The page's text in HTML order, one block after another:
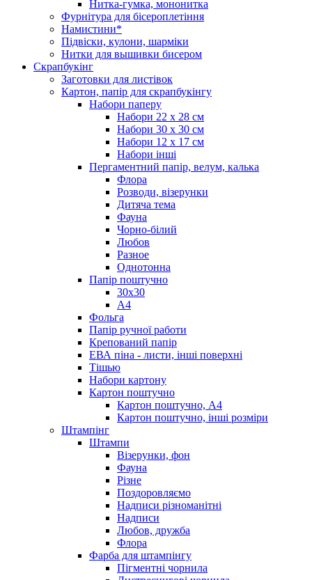
Нитка-гумка, мононитка
Фурнітура для бісероплетіння
Намистини*
Підвіски, кулони, шарміки
Нитки для вышивки бисером
Скрапбукінг
Заготовки для листівок
Картон, папір для скрапбукінгу
Набори паперу
Набори 22 х 28 см
Набори 30 х 30 см
Набори 12 х 17 см
Набори інші
Пергаментний папір, велум, калька
Флора
Розводи, візерунки
Дитяча тема
Фауна
Чорно-білий
Любов
Разное
Однотонна
Папір поштучно
30х30
А4
Фольга
Папір ручної работи
Крепований папір
ЕВА піна - листи, інші поверхні
Тішью
Набори картону
Картон поштучно
Картон поштучно, А4
Картон поштучно, інші розміри
Штампінг
Штампи
Візерунки, фон
Фауна
Різне
Поздоровляємо
Надписи різноманітні
Надписи
Любов, дружба
Флора
Фарба для штампінгу
Пігментні чорнила